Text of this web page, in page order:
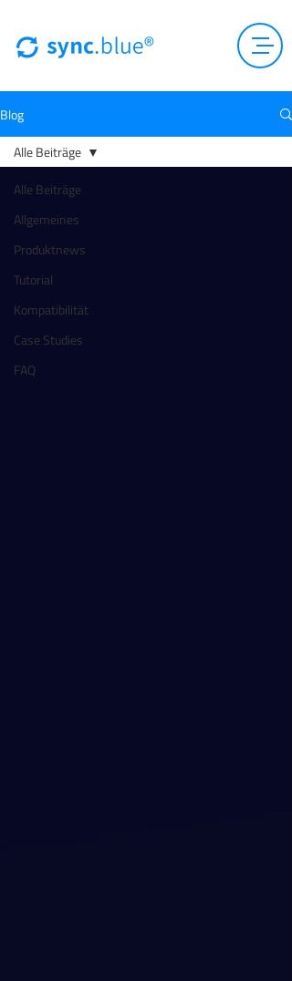
Blog
Alle Beiträge
Allgemeines
Produktnews
Tutorial
Kompatibilität
Case Studies
FAQ
Alle Beiträge